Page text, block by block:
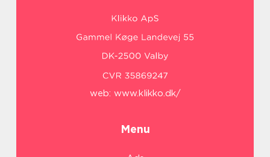
web: www.klikko.dk/
Menu